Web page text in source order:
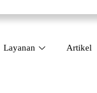
Layanan Artikel